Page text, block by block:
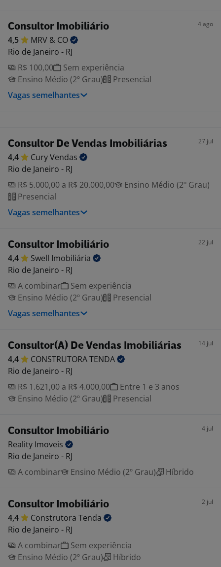
Consultor Imobiliário 4 ago
4,5 MRV & CO
Rio de Janeiro - RJ
R$ 100,00
Sem experiência
Ensino Médio (2º Grau)
Presencial
Vagas semelhantes
Consultor De Vendas Imobiliárias 27 jul
4,4 CuryVendas
Rio de Janeiro - RJ
R$ 5.000,00 a R$ 20.000,00
Ensino Médio (2º Grau)
Presencial
Vagas semelhantes
Consultor Imobiliário 22 jul
4,4 Swell Imobiliária
Rio de Janeiro - RJ
A combinar
Sem experiência
Ensino Médio (2º Grau)
Presencial
Vagas semelhantes
Consultor(A) De Vendas Imobiliárias 14 jul
4,4 CONSTRUTORATENDA
Rio de Janeiro - RJ
R$ 1.621,00 a R$ 4.000,00
Entre 1 e 3 anos
Ensino Médio (2º Grau)
Presencial
Consultor Imobiliário 4 jul
Reality Imoveis
Rio de Janeiro - RJ
A combinar
Ensino Médio (2º Grau) Híbrido
Consultor Imobiliário 2 jul
4,4 Construtora Tenda
Rio de Janeiro - RJ
A combinar
Sem experiência
Ensino Médio (2º Grau)
Híbrido